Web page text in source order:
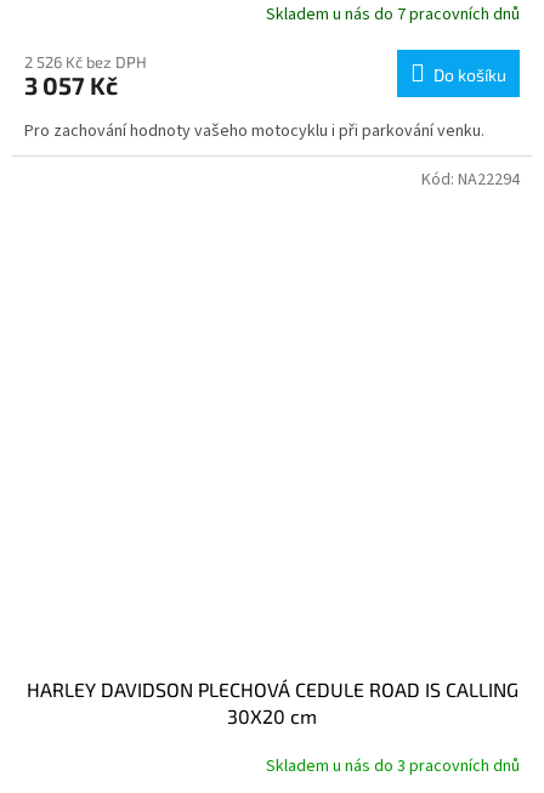
Skladem u nás do 7 pracovních dnů
2 526 Kč bez DPH
3 057 Kč Do košíku
Pro zachování hodnoty vašeho motocyklu i při parkování venku.
HARLEY DAVIDSON PLECHOVÁ CEDULE ROAD IS CALLING
30X20 cm
Skladem u nás do 3 pracovních dnů
Kód: NA22294